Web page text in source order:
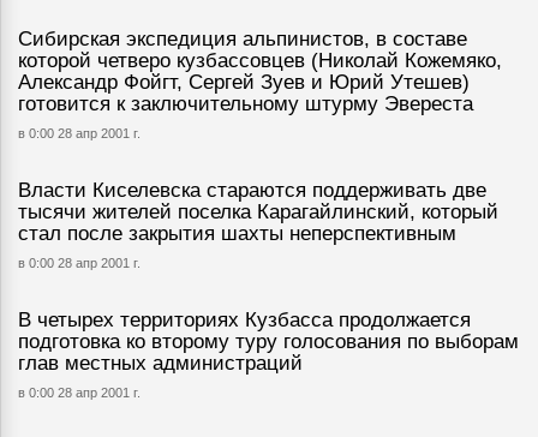
Сибирская экспедиция альпинистов, в составе
которой четверо кузбассовцев (Николай Кожемяко,
Александр Фойгт, Сергей Зуев и Юрий Утешев)
готовится к заключительному штурму Эвереста
в 0:00 28 апр 2001 г.
Власти Киселевска стараются поддерживать две
тысячи жителей поселка Карагайлинский, который
стал после закрытия шахты неперспективным
в 0:00 28 апр 2001 г.
В четырех территориях Кузбасса продолжается
подготовка ко второму туру голосования по выборам
глав местных администраций
в 0:00 28 апр 2001 г.